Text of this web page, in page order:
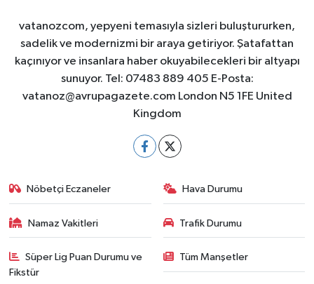
vatanozcom, yepyeni temasıyla sizleri buluştururken,
sadelik ve modernizmi bir araya getiriyor. Şatafattan
kaçınıyor ve insanlara haber okuyabilecekleri bir altyapı
sunuyor. Tel: 07483 889 405 E-Posta:
vatanoz@avrupagazete.com London N5 1FE United
Kingdom
Nöbetçi Eczaneler Hava Durumu
Namaz Vakitleri Trafik Durumu
Süper Lig Puan Durumu ve
Fikstür
Tüm Manşetler